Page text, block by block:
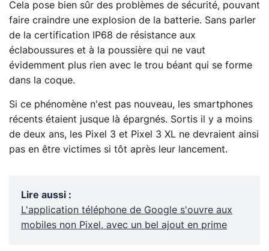
Cela pose bien sûr des problèmes de sécurité, pouvant
faire craindre une explosion de la batterie. Sans parler
de la certification IP68 de résistance aux
éclaboussures et à la poussière qui ne vaut
évidemment plus rien avec le trou béant qui se forme
dans la coque.
Si ce phénomène n'est pas nouveau, les smartphones
récents étaient jusque là épargnés. Sortis il y a moins
de deux ans, les Pixel 3 et Pixel 3 XL ne devraient ainsi
pas en être victimes si tôt après leur lancement.
Lire aussi :
L'application téléphone de Google s'ouvre aux
mobiles non Pixel, avec un bel ajout en prime